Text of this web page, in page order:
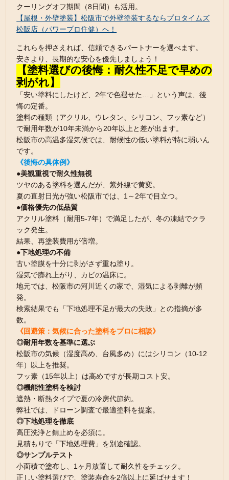
クーリングオフ期間（8日間）も活用。
【屋根・外壁塗装】松阪市で外壁塗装するならプロタイムズ
松阪店（パワープロ住健）へ！
これらを押さえれば、信頼できるパートナーを選べます。
安さより、長期的な安心を優先しましょう！
【塗料選びの後悔：耐久性不足で早めの
剥がれ】
「安い塗料にしたけど、2年で色褪せた…」という声は、後
悔の定番。
塗料の種類（アクリル、ウレタン、シリコン、フッ素など）
で耐用年数が10年未満から20年以上と差が出ます。
松阪市の高温多湿気候では、耐候性の低い塗料が特に弱いん
です。
《後悔の具体例》
●美観重視で耐久性無視
ツヤのある塗料を選んだが、紫外線で黄変。
夏の直射日光が強い松阪市では、1～2年で目立つ。
●価格優先の低品質
アクリル塗料（耐用5-7年）で満足したが、冬の凍結でクラ
ック発生。
結果、再塗装費用が倍増。
●下地処理の不備
古い塗膜を十分に剥がさず重ね塗り。
湿気で膨れ上がり、カビの温床に。
地元では、松阪市の河川近くの家で、湿気による剥離が頻
発。
検索結果でも「下地処理不足が最大の失敗」との指摘が多
数。
《回避策：気候に合った塗料をプロに相談》
◎耐用年数を基準に選ぶ
松阪市の気候（湿度高め、台風多め）にはシリコン（10-12
年）以上を推奨。
フッ素（15年以上）は高めですが長期コスト安。
◎機能性塗料を検討
遮熱・断熱タイプで夏の冷房代節約。
弊社では、ドローン調査で最適塗料を提案。
◎下地処理を徹底
高圧洗浄と錆止めを必須に。
見積もりで「下地処理費」を別途確認。
◎サンプルテスト
小面積で塗布し、1ヶ月放置して耐久性をチェック。
正しい塗料選びで、塗装寿命を2倍以上に延ばせます！